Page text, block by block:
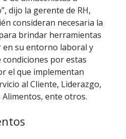
dijo la gerente de RH,
consideran necesaria la
brindar herramientas
su entorno laboral y
por estas
el que implementan
al Cliente, Liderazgo,
ente otros.